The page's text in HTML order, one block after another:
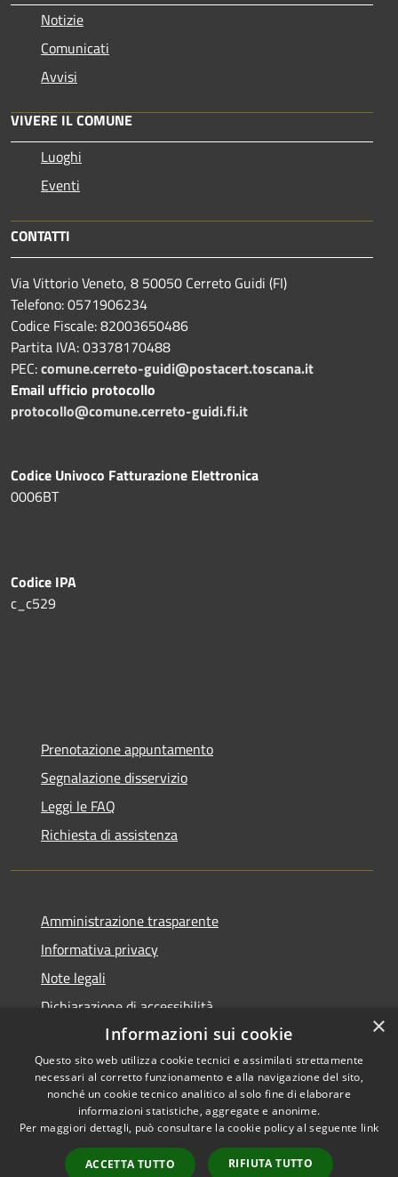
Notizie
Comunicati
Avvisi
VIVERE IL COMUNE
Luoghi
Eventi
CONTATTI
Via Vittorio Veneto, 8 50050 Cerreto Guidi (FI)
Telefono: 0571906234
Codice Fiscale: 82003650486
Partita IVA: 03378170488
PEC:comune.cerreto-guidi@postacert.toscana.it
Email ufficio protocollo
protocollo@comune.cerreto-guidi.fi.it
Codice Univoco Fatturazione Elettronica
0006BT
Codice IPA
c_c529
Prenotazione appuntamento
Segnalazione disservizio
Leggi le FAQ
Richiesta di assistenza
Amministrazione trasparente
Informativa privacy
Note legali
Dichiarazione di accessibilità
Accessibilità
Privacy
Copyright © 2026 • Comune di
Cerreto Guidi • Powered by
Municipium
Accesso
redazione
×
Informazioni sui cookie
Questo sito web utilizza cookie tecnici e assimilati strettamente
necessari al corretto funzionamento e alla navigazione del sito,
nonché un cookie tecnico analitico al solo fine di elaborare
informazioni statistiche, aggregate e anonime.
Per maggiori dettagli, può consultare la cookie policy al seguente link
ACCETTA TUTTO RIFIUTA TUTTO